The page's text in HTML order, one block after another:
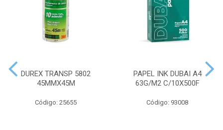
DUREX TRANSP 5802
45MMX45M
Código: 25655
PAPEL INK DUBAI A4
63G/M2 C/10X500F
Código: 93008